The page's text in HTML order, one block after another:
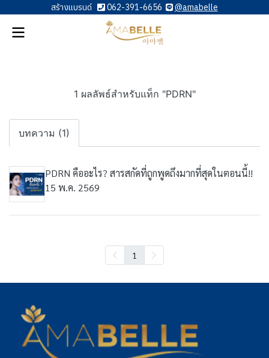
สร้างแบรนด์ 062-391-6656 @amabelle
1 ผลลัพธ์สำหรับแท็ก "PDRN"
บทความ (1)
PDRN คืออะไร? สารสกัดที่ถูกพูดถึงมากที่สุดในตอนนี้!!
15 พ.ค. 2569
1